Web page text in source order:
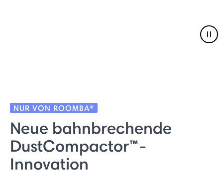
NUR VON ROOMBA®
Neue bahnbrechende
DustCompactor™-
Innovation